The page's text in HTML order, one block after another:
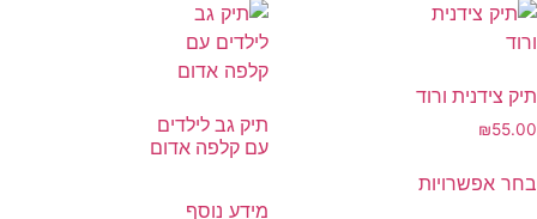
תיק צידנית ורוד
₪55.00
בחר אפשרויות
תיק גב לילדים
עם קלפה אדום
מידע נוסף